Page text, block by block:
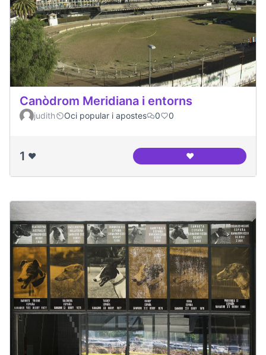
Canòdrom Meridiana i entorns
judith Oci popular i apostes 0 0
1 ❤️ ❤️Canòdrom